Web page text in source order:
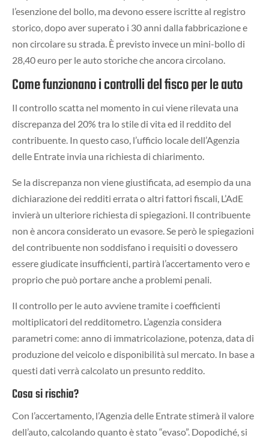
l’esenzione del bollo, ma devono essere iscritte al registro
storico, dopo aver superato i 30 anni dalla fabbricazione e
non circolare su strada. È previsto invece un mini-bollo di
28,40 euro per le auto storiche che ancora circolano.
Come funzionano i controlli del fisco per le auto
Il controllo scatta nel momento in cui viene rilevata una
discrepanza del 20% tra lo stile di vita ed il reddito del
contribuente. In questo caso, l’ufficio locale dell’Agenzia
delle Entrate invia una richiesta di chiarimento.
Se la discrepanza non viene giustificata, ad esempio da una
dichiarazione dei redditi errata o altri fattori fiscali, L’AdE
invierà un ulteriore richiesta di spiegazioni. Il contribuente
non è ancora considerato un evasore. Se però le spiegazioni
del contribuente non soddisfano i requisiti o dovessero
essere giudicate insufficienti, partirà l’accertamento vero e
proprio che può portare anche a problemi penali.
Il controllo per le auto avviene tramite i coefficienti
moltiplicatori del redditometro. L’agenzia considera
parametri come: anno di immatricolazione, potenza, data di
produzione del veicolo e disponibilità sul mercato. In base a
questi dati verrà calcolato un presunto reddito.
Cosa si rischia?
Con l’accertamento, l’Agenzia delle Entrate stimerà il valore
dell’auto, calcolando quanto è stato “evaso”. Dopodiché, si